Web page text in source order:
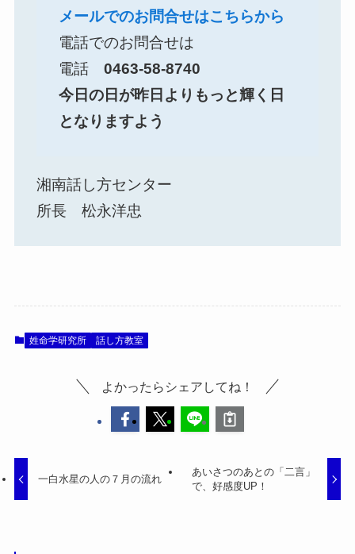
メールでのお問合せはこちらから
電話でのお問合せは
電話 0463-58-8740
今日の日が昨日よりもっと輝く日
となりますよう
湘南話し方センター
所長 松永洋忠
姓命学研究所 話し方教室
よかったらシェアしてね！
一白水星の人の７月の流れ
あいさつのあとの「二言」
で、好感度UP！